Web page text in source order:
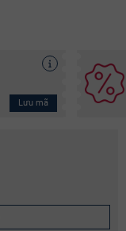
Lưu mã